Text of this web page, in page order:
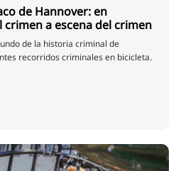
de Hannover: en
crimen a escena del crimen
de la historia criminal de
recorridos criminales en bicicleta.